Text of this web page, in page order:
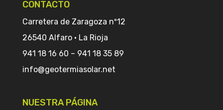
CONTACTO
Carretera de Zaragoza nº12
26540 Alfaro · La Rioja
941 18 16 60 – 941 18 35 89
info@geotermiasolar.net
NUESTRA PÁGINA